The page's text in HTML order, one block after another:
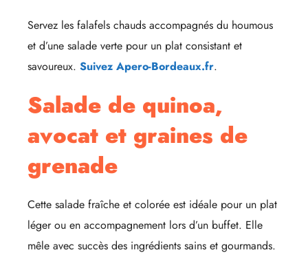
Servez les falafels chauds accompagnés du houmous
et d’une salade verte pour un plat consistant et
savoureux. Suivez Apero-Bordeaux.fr.
Salade de quinoa,
avocat et graines de
grenade
Cette salade fraîche et colorée est idéale pour un plat
léger ou en accompagnement lors d’un buffet. Elle
mêle avec succès des ingrédients sains et gourmands.